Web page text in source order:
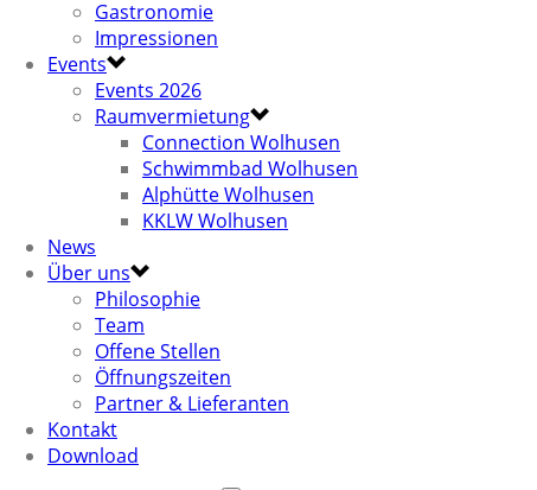
Gastronomie
Impressionen
Events
Events 2026
Raumvermietung
Connection Wolhusen
Schwimmbad Wolhusen
Alphütte Wolhusen
KKLW Wolhusen
News
Über uns
Philosophie
Team
Offene Stellen
Öffnungszeiten
Partner & Lieferanten
Kontakt
Download